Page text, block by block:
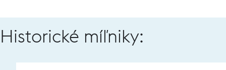
Historické míľniky: